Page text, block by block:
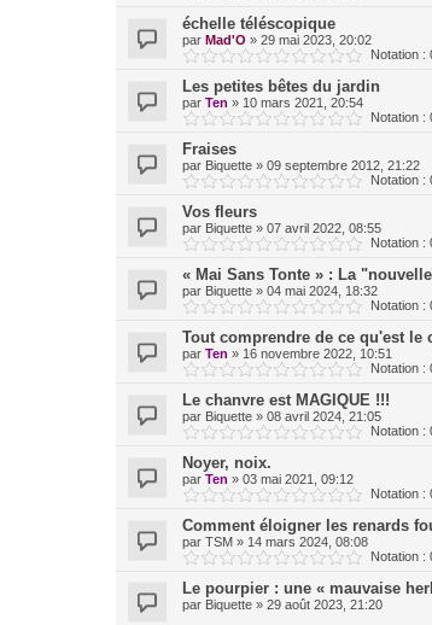
échelle téléscopique
par Mad'O » 29 mai 2023, 20:02
Notation :
Les petites bêtes du jardin
par Ten » 10 mars 2021, 20:54
Notation :
Fraises
par Biquette » 09 septembre 2012, 21:22
Notation :
Vos fleurs
par Biquette » 07 avril 2022, 08:55
Notation :
« Mai Sans Tonte » : La
par Biquette » 04 mai 2024, 18:32
Notation :
Tout comprendre de ce qu'est le
par Ten » 16 novembre 2022, 10:51
Notation :
Le chanvre est MAGIQUE !!!
par Biquette » 08 avril 2024, 21:05
Notation :
Noyer, noix.
par Ten » 03 mai 2021, 09:12
Notation :
Comment éloigner les renards
par TSM » 14 mars 2024, 08:08
Notation :
Le pourpier : une « mauvaise
par Biquette » 29 août 2023, 21:20